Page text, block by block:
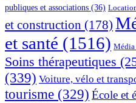
publiques et associations (36)
et construction (178)
et santé (1516) Média
Soins thérapeutiques
(339) Voiture, vélo et
tourisme (329) École et